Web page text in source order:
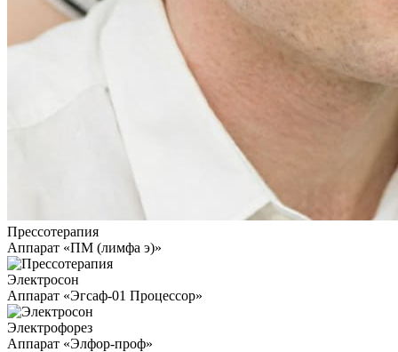
Прессотерапия
Аппарат «ПМ (лимфа э)»
Электросон
Аппарат «Эгсаф-01 Процессор»
Электрофорез
Аппарат «Элфор-проф»